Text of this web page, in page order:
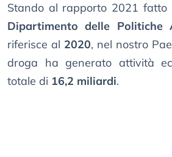
Stando al rapporto 2021 fatto
Dipartimento delle Politiche
riferisce al 2020, nel nostro
droga ha generato attività
totale di 16,2 miliardi.